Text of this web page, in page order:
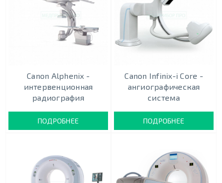
Canon Alphenix -
интервенционная
радиография
ПОДРОБНЕЕ
Canon Infinix-i Core -
ангиографическая
система
ПОДРОБНЕЕ